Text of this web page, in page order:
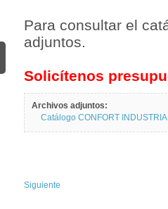
Para consultar el
adjuntos.
Solicítenos
Archivos adjuntos:
Catálogo CONFORT
Siguiente